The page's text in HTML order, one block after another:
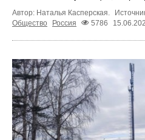
Автор: Наталья Касперская.
Общество
Россия 5786